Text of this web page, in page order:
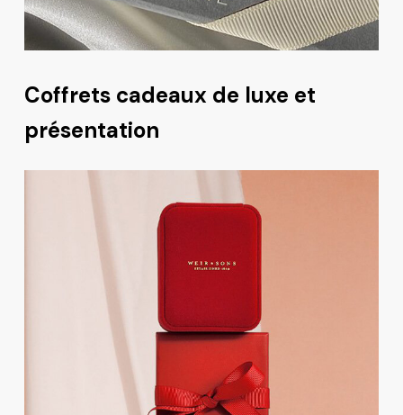
Coffrets cadeaux de luxe et
présentation